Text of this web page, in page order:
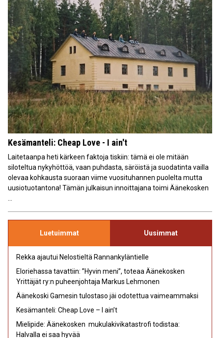
Kesämanteli: Cheap Love - I ain't
Laitetaanpa heti kärkeen faktoja tiskiin: tämä ei ole mitään
siloteltua nykyhöttöä, vaan puhdasta, säröistä ja suodatinta vailla
olevaa kohkausta suoraan viime vuosituhannen puolelta mutta
uusiotuotantona! Tämän julkaisun innoittajana toimi Äänekosken
Luetuimmat Uusimmat
Rekka ajautui Nelostieltä Rannankyläntielle
Eloriehassa tavattiin: ”Hyvin meni”, toteaa Äänekosken
Yrittäjät ry:n puheenjohtaja Markus Lehmonen
Äänekoski Gamesin tulostaso jäi odotettua vaimeammaksi
Kesämanteli: Cheap Love – I ain’t
Mielipide: Äänekosken mukulakivikatastrofi todistaa:
Halvalla ei saa hyvää